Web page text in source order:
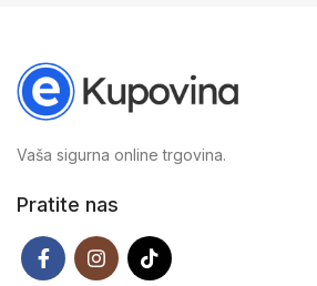
Vaša sigurna online trgovina.
Pratite nas